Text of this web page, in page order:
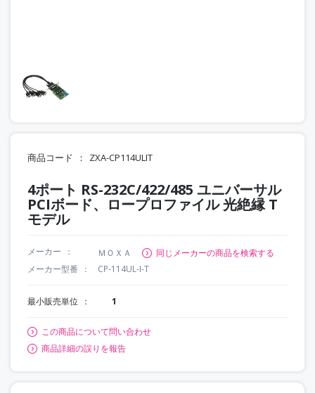
商品コード ZXA-CP114ULIT
4ポート RS-232C/422/485 ユニバーサル
PCIボード、ロープロファイル 光絶縁 T
モデル
メーカー ＭＯＸＡ
同じメーカーの商品を検索する
メーカー型番
CP-114UL-I-T
最小販売単位 1
この商品について問い合わせ
商品詳細の誤りを報告